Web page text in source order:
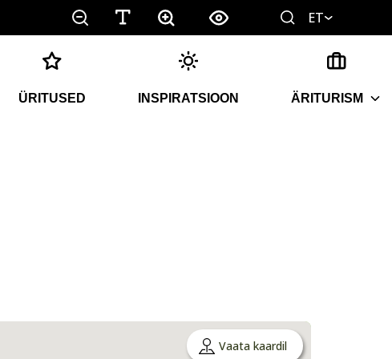
ET
ÜRITUSED INSPIRATSIOON ÄRITURISM
Vaata kaardil